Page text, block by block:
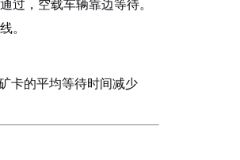
过，空载车辆靠边等待。
。
卡的平均等待时间减少